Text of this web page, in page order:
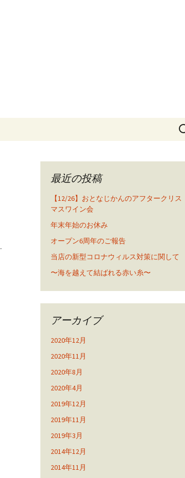
検
最近の投稿
【12/26】おとなじかんのアフタークリス
マスワイン会
年末年始のお休み
オープン6周年のご報告
当店の新型コロナウィルス対策に関して
〜海を越えて結ばれる赤い糸〜
アーカイブ
2020年12月
2020年11月
2020年8月
2020年4月
2019年12月
2019年11月
2019年3月
2014年12月
2014年11月